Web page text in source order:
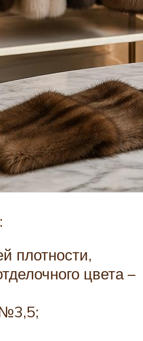
плотности,
цвета –